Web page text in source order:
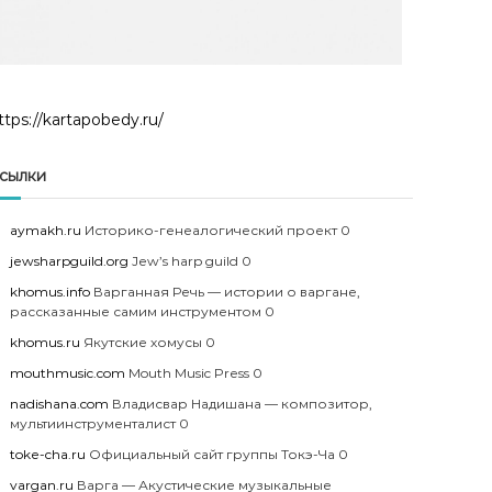
kartapobedy.ru/
aymakh.ru Историко-генеалогический проект 0
jewsharpguild.org Jew’s harp guild 0
khomus.info Варганная Речь — истории о варгане,
рассказанные самим инструментом 0
khomus.ru Якутские хомусы 0
mouthmusic.com Mouth Music Press 0
nadishana.com Владисвар Надишана — композитор,
мультиинструменталист 0
toke-cha.ru Официальный сайт группы Токэ-Ча 0
vargan.ru Варга — Акустические музыкальные